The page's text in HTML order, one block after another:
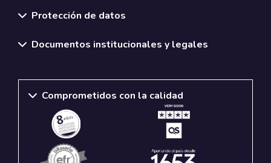
Protección de datos
Documentos institucionales y legales
Comprometidos con la calidad